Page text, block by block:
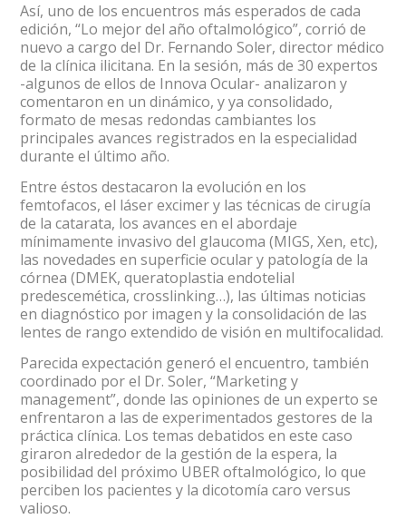
Así, uno de los encuentros más esperados de cada
edición, “Lo mejor del año oftalmológico”, corrió de
nuevo a cargo del Dr. Fernando Soler, director médico
de la clínica ilicitana. En la sesión, más de 30 expertos
-algunos de ellos de Innova Ocular- analizaron y
comentaron en un dinámico, y ya consolidado,
formato de mesas redondas cambiantes los
principales avances registrados en la especialidad
durante el último año.
Entre éstos destacaron la evolución en los
femtofacos, el láser excimer y las técnicas de cirugía
de la catarata, los avances en el abordaje
mínimamente invasivo del glaucoma (MIGS, Xen, etc),
las novedades en superficie ocular y patología de la
córnea (DMEK, queratoplastia endotelial
predescemética, crosslinking…), las últimas noticias
en diagnóstico por imagen y la consolidación de las
lentes de rango extendido de visión en multifocalidad.
Parecida expectación generó el encuentro, también
coordinado por el Dr. Soler, “Marketing y
management”, donde las opiniones de un experto se
enfrentaron a las de experimentados gestores de la
práctica clínica. Los temas debatidos en este caso
giraron alrededor de la gestión de la espera, la
posibilidad del próximo UBER oftalmológico, lo que
perciben los pacientes y la dicotomía caro versus
valioso.